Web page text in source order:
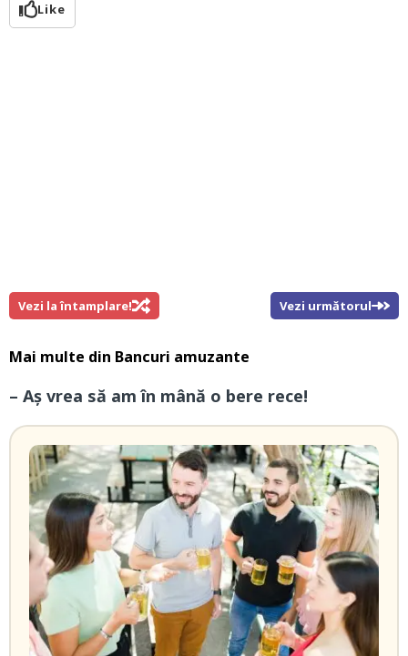
Like
Vezi la întamplare! Vezi următorul
Mai multe din Bancuri amuzante
– Aş vrea să am în mână o bere rece!